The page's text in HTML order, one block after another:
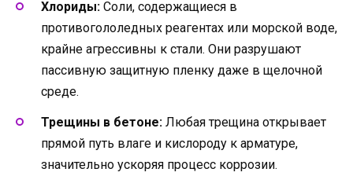
Хлориды: Соли, содержащиеся в
противогололедных реагентах или морской воде,
крайне агрессивны к стали. Они разрушают
пассивную защитную пленку даже в щелочной
среде.
Трещины в бетоне: Любая трещина открывает
прямой путь влаге и кислороду к арматуре,
значительно ускоряя процесс коррозии.